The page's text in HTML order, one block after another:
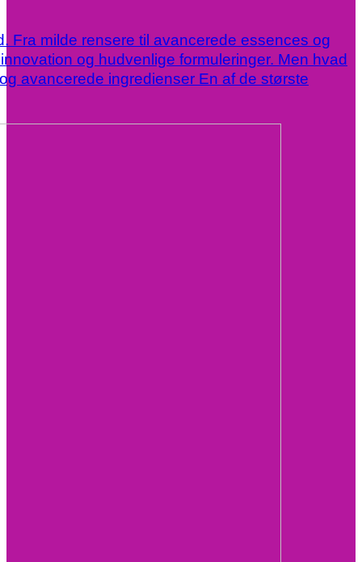
Fra milde rensere til avancerede essences og
og hudvenlige formuleringer. Men hvad
avancerede ingredienser En af de største